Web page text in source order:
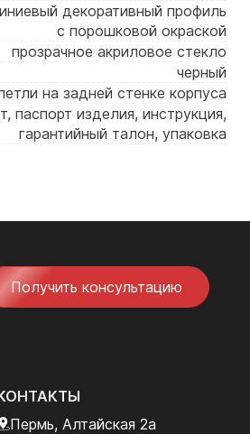
декоративный профиль
с порошковой окраской
прозрачное акриловое стекло
черный
на задней стенке корпуса
паспорт изделия, инструкция,
гарантийный талон, упаковка
Получить консультацию
Пермь, Алтайская 2а